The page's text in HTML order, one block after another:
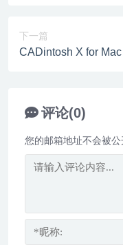
下一篇
CADintosh X for
评论(0)
您的邮箱地址不会被公